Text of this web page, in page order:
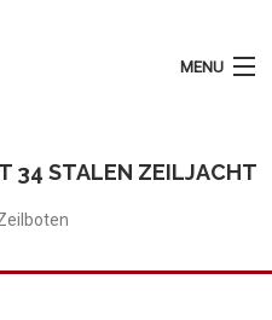
MENU
34 STALEN ZEILJACHT